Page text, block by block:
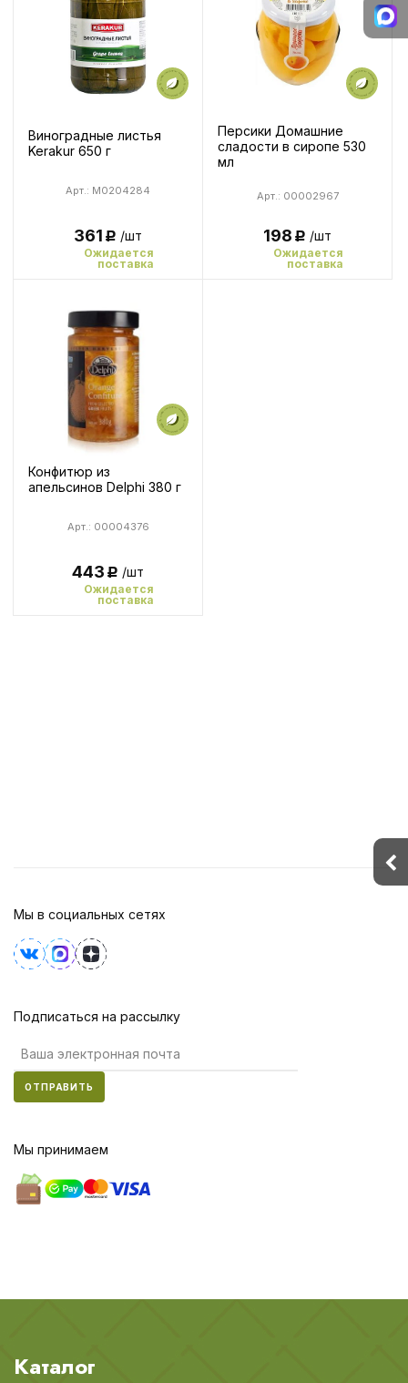
Виноградные листья
Kerakur 650 г
Арт.: M0204284
361Р /шт
Ожидается
поставка
Персики Домашние
сладости в сиропе 530
мл
Арт.: 00002967
198Р /шт
Ожидается
поставка
Конфитюр из
апельсинов Delphi 380 г
Арт.: 00004376
443Р /шт
Ожидается
поставка
Мы в социальных сетях
Подписаться на рассылку
ОТПРАВИТЬ
Мы принимаем
Каталог